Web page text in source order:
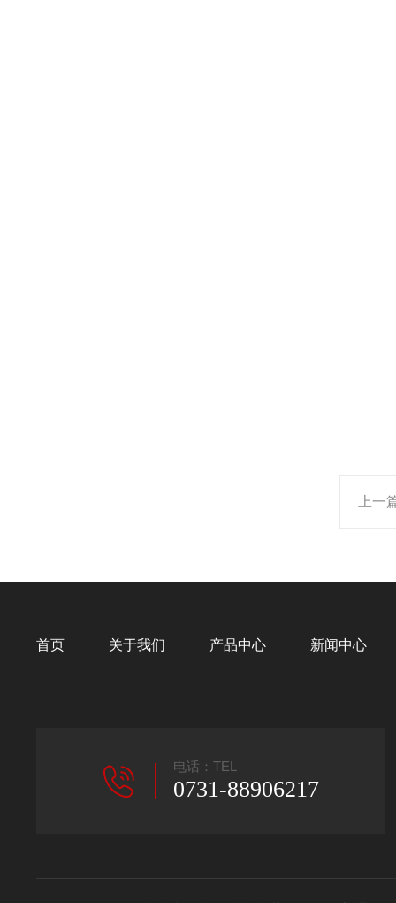
上一
首页 关于我们 产品中心 新闻中心
电话：TEL
0731-88906217